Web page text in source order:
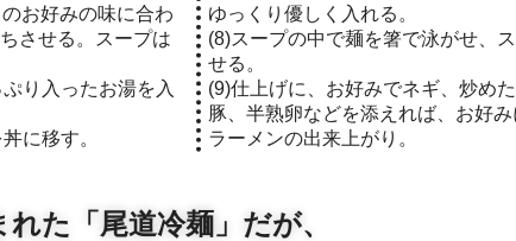
お好みの味に合わ
させる。スープは
り入ったお湯を入
に移す。
ゆっくり優しく入れる。
(8)スープの中で麺を箸で泳がせ、
せる。
(9)仕上げに、お好みでネギ、炒め
豚、半熟卵などを添えれば、お好
ラーメンの出来上がり。
た「尾道冷麺」だが、